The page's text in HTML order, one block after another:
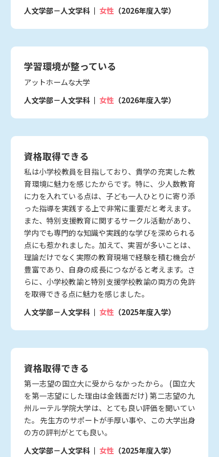
人文学部－人文学科 女性 （2026年度入学）
学習環境が整っている
アットホームな大学
人文学部－人文学科
女性 （2026年度入学）
資格取得できる
私は小学校教員を目指しており、貴学の充実した教
育環境に魅力を感じたからです。特に、少人数教育
に力を入れている点は、子ども一人ひとりに寄り添
った指導を実践する上で非常に重要だと考えます。
また、特別支援教育に関するサークル活動があり、
学内でも専門的な知識や実践的な学びを深められる
点にも惹かれました。加えて、実習が多いことは、
理論だけでなく実際の教育現場で経験を積む機会が
豊富であり、自身の成長につながると考えます。さ
らに、小学校教諭と特別支援学校教諭の両方の免許
を取得できる点に魅力を感じました。
人文学部－人文学科
女性 （2025年度入学）
資格取得できる
第一志望の国立大に受からなかったから。 (国立大
を第一志望にした理由は金銭面だけ) 第二志望の九
州ルーテル学院大学は、とても良い評価を聞いてい
た。 先生方のサポートが手厚い事や、この大学出身
の方の評判がとても良い。
人文学部－人文学科
女性 （2025年度入学）